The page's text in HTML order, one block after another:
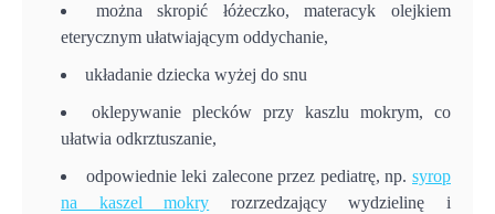
można skropić łóżeczko, materacyk olejkiem
eterycznym ułatwiającym oddychanie,
układanie dziecka wyżej do snu
oklepywanie plecków przy kaszlu mokrym, co
ułatwia odkrztuszanie,
odpowiednie leki zalecone przez pediatrę, np.syrop
na kaszel mokry rozrzedzający wydzielinę i